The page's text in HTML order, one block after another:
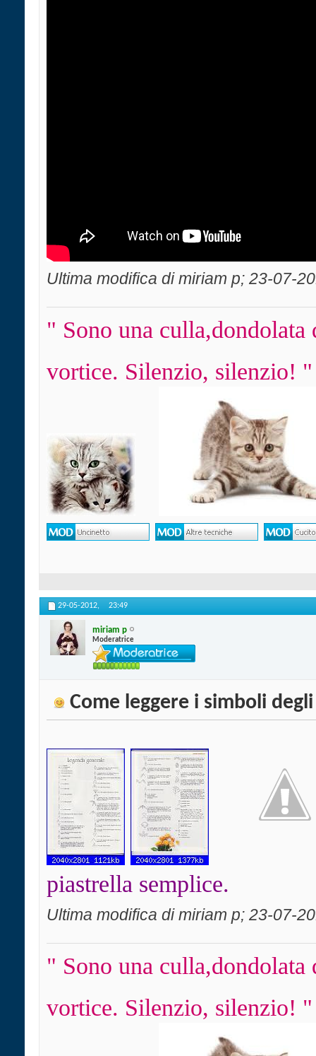
Ultima modifica di miriam p; 23-07-
" Sono una
vortice. Silenzio, silenzio!
29-05-2012, 23:49
miriam p
Moderatrice
Come leggere i simboli
piastrella semplice.
Ultima modifica di miriam p; 23-07-
" Sono una
vortice. Silenzio, silenzio!